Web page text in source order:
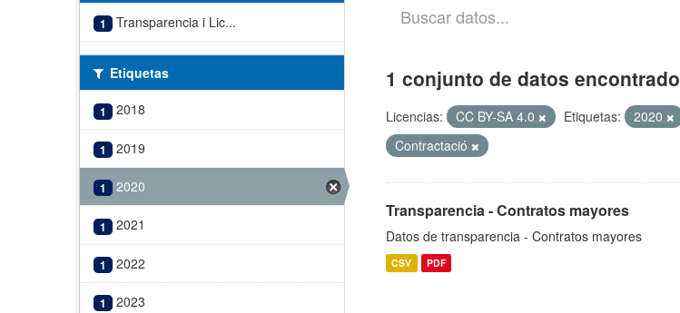
1 Transparencia i Lic...
Etiquetas
1 2018
1 2019
1 2020
1 2021
1 2022
1 2023
1 conjunto de datos encontrado
Licencias: CC BY-SA 4.0 Etiquetas: 2020
Contractació
Transparencia - Contratos mayores
Datos de transparencia - Contratos mayores
CSV PDF